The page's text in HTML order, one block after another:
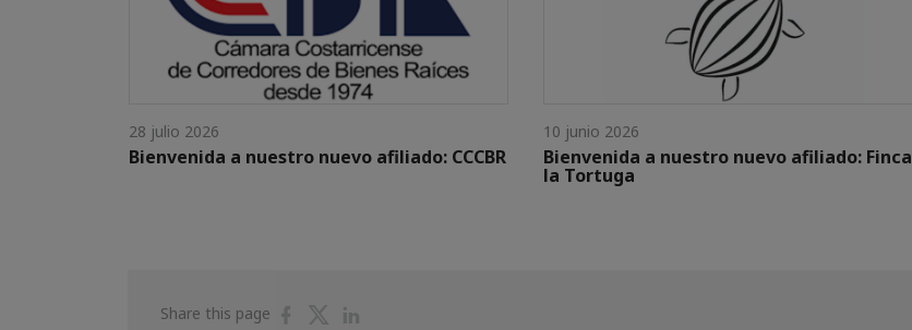
28 julio 2026
Bienvenida a nuestro nuevo afiliado: CCCBR
10 junio 2026
Bienvenida a nuestro nuevo afiliado: Finca
la Tortuga
Share this page
ShareShare